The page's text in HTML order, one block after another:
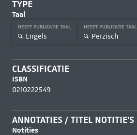
TYPE
Taal
HEEFT PUBLICATIE TAAL
Engels
HEEFT PUBLICATIE TAAL
Perzisch
CLASSIFICATIE
ISBN
0210222549
ANNOTATIES / TITEL NOTITIE'S
Notities